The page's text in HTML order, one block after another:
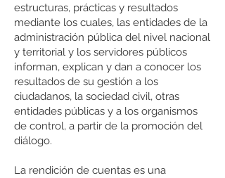
estructuras, prácticas y resultados
mediante los cuales, las entidades de la
administración pública del nivel nacional
y territorial y los servidores públicos
informan, explican y dan a conocer los
resultados de su gestión a los
ciudadanos, la sociedad civil, otras
entidades públicas y a los organismos
de control, a partir de la promoción del
diálogo.
La rendición de cuentas es una